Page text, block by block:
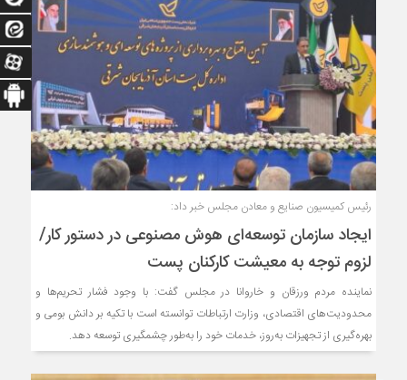
رئیس کمیسیون صنایع و معادن مجلس خبر داد:
ایجاد سازمان توسعه‌ای هوش مصنوعی در دستور کار/
لزوم توجه به معیشت کارکنان پست
نماینده مردم ورزقان و خاروانا در مجلس گفت: با وجود فشار تحریم‌ها و
محدودیت‌های اقتصادی، وزارت ارتباطات توانسته است با تکیه بر دانش بومی و
بهره‌گیری از تجهیزات به‌روز، خدمات خود را به‌طور چشمگیری توسعه دهد.